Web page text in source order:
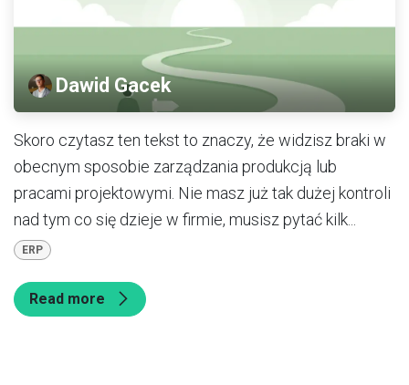
Dawid Gacek
Skoro czytasz ten tekst to znaczy, że widzisz braki w
obecnym sposobie zarządzania produkcją lub
pracami projektowymi. Nie masz już tak dużej kontroli
nad tym co się dzieje w firmie, musisz pytać kilk...
ERP
Read more